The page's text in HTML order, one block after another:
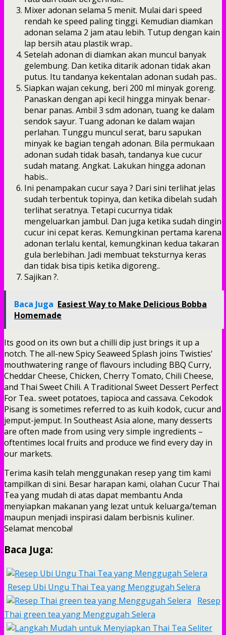
Mixer adonan selama 5 menit. Mulai dari speed
rendah ke speed paling tinggi. Kemudian diamkan
adonan selama 2 jam atau lebih. Tutup dengan kain
lap bersih atau plastik wrap..
Setelah adonan di diamkan akan muncul banyak
gelembung. Dan ketika ditarik adonan tidak akan
putus. Itu tandanya kekentalan adonan sudah pas..
Siapkan wajan cekung, beri 200 ml minyak goreng.
Panaskan dengan api kecil hingga minyak benar-
benar panas. Ambil 3 sdm adonan, tuang ke dalam
sendok sayur. Tuang adonan ke dalam wajan
perlahan. Tunggu muncul serat, baru sapukan
minyak ke bagian tengah adonan. Bila permukaan
adonan sudah tidak basah, tandanya kue cucur
sudah matang. Angkat. Lakukan hingga adonan
habis..
Ini penampakan cucur saya ? Dari sini terlihat jelas
sudah terbentuk topinya, dan ketika dibelah sudah
terlihat seratnya. Tetapi cucurnya tidak
mengeluarkan jambul. Dan juga ketika sudah dingin
cucur ini cepat keras. Kemungkinan pertama karena
adonan terlalu kental, kemungkinan kedua takaran
gula berlebihan. Jadi membuat teksturnya keras
dan tidak bisa tipis ketika digoreng..
Sajikan ?.
Baca Juga Easiest Way to Make Delicious Bobba
Homemade
Its good on its own but a chilli dip just brings it up a
notch. The all-new Spicy Seaweed Splash joins Twisties'
mouthwatering range of flavours including BBQ Curry,
Cheddar Cheese, Chicken, Cherry Tomato, Chili Cheese,
and Thai Sweet Chili. A Traditional Sweet Dessert Perfect
For Tea.. sweet potatoes, tapioca and cassava. Cekodok
Pisang is sometimes referred to as kuih kodok, cucur and
jemput-jemput. In Southeast Asia alone, many desserts
are often made from using very simple ingredients –
oftentimes local fruits and produce we find every day in
our markets.
Terima kasih telah menggunakan resep yang tim kami
tampilkan di sini. Besar harapan kami, olahan Cucur Thai
Tea yang mudah di atas dapat membantu Anda
menyiapkan makanan yang lezat untuk keluarga/teman
maupun menjadi inspirasi dalam berbisnis kuliner.
Selamat mencoba!
Baca Juga:
Resep Ubi Ungu Thai Tea yang Menggugah Selera
Resep
Thai green tea yang Menggugah Selera